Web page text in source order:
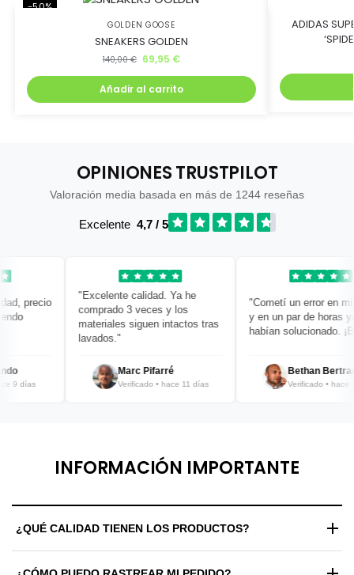
-50%
GOLDEN GOOSE
SNEAKERS GOLDEN
140,00€ 69,95 €
Añadir al carrito
ADIDAS
OPINIONES TRUSTPILOT
Valoración media basada en más de 1244 reseñas
Excelente 4,7 / 5
precio
días
"Excelente calidad. Ya he
comprado 3 veces y los
materiales siguen intactos tras
lavados."
Marc Pifarré
Verificado • hace 11 días
"Cometí un error en mi
y en un par de horas ya lo
habían solucionado.
Bethan Bertrand
Verificado • hace 12
INFORMACIÓN IMPORTANTE
¿QUÉ CALIDAD TIENEN LOS PRODUCTOS?
nadie